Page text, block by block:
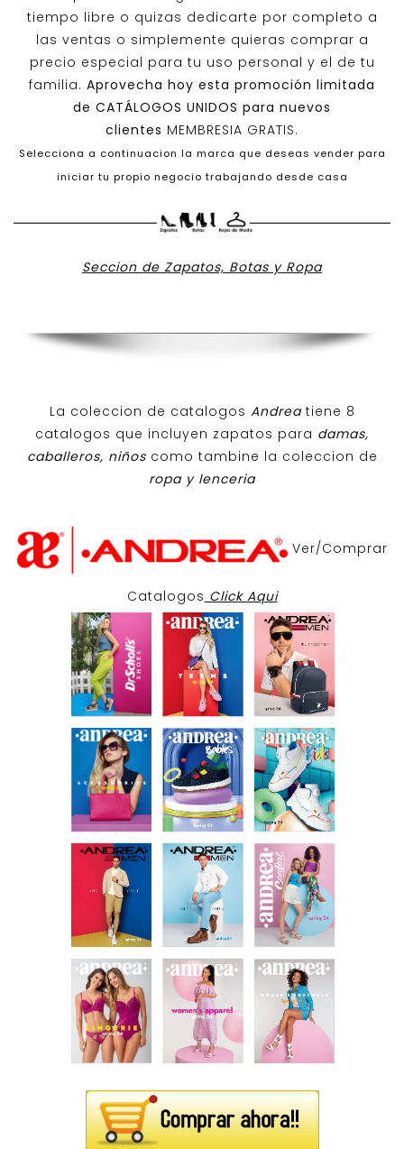
tiempo libre o quizas dedicarte por completo a
las ventas o simplemente quieras comprar a
precio especial para tu uso personal y el de tu
familia. Aprovecha hoy esta promoción limitada
de CATÁLOGOS UNIDOS para nuevos
clientes MEMBRESIA GRATIS.
Selecciona a continuacion la marca que deseas vender para
iniciar tu propio negocio trabajando desde casa
Seccion de Zapatos, Botas y Ropa
La coleccion de catalogos Andreatiene 8
catalogos que incluyen zapatos para damas,
caballeros, niños como tambine la coleccion de
ropa y lenceria
Ver/Comprar
Catalogos Click Aqui